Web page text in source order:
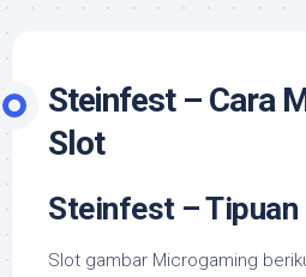
Steinfest – Cara
Slot
Steinfest – Tipuan
Slot gambar Microgaming